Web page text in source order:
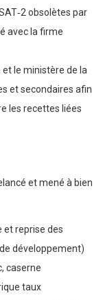
obsolètes par
avec la firme
et le ministère de la
et secondaires afin
les recettes liées
et mené à bien
et reprise des
développement)
caserne
taux